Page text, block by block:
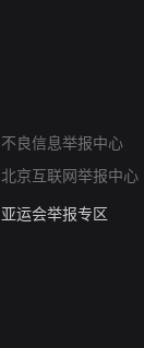
不良信息举报中心
北京互联网举报中心
算法推荐专项举报
亚运会举报专区